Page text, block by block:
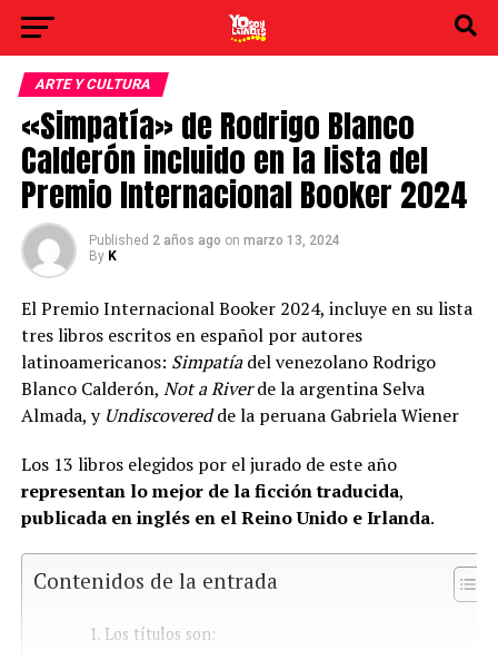
ARTE Y CULTURA
«Simpatía» de Rodrigo Blanco
Calderón incluido en la lista del
Premio Internacional Booker 2024
Published 2 años ago on marzo 13, 2024
By K
El Premio Internacional Booker 2024, incluye en su lista
tres libros escritos en español por autores
latinoamericanos: Simpatíadel venezolano Rodrigo
Blanco Calderón, Not a Riverde la argentina Selva
Almada, y Undiscoveredde la peruana Gabriela Wiener
Los 13 libros elegidos por el jurado de este año
representan lo mejor de la ficción traducida,
publicada en inglés en el Reino Unido e Irlanda.
Contenidos de la entrada
Los títulos son: